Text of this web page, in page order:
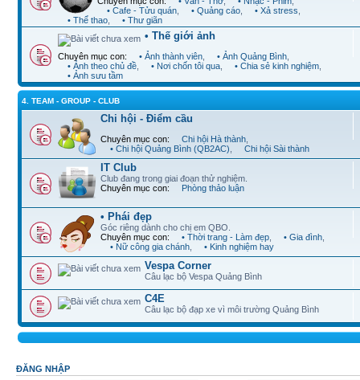
• Cafe - Tửu quán
• Quảng cáo • Xả stress
• Thể thao
• Thư giãn
• Thế giới ảnh
Chuyên mục con: • Ảnh thành viên • Ảnh Quảng Bình
• Ảnh theo chủ đề
• Nơi chốn tôi qua • Chia sẻ kinh nghiệm
• Ảnh sưu tầm
4. TEAM - GROUP - CLUB
Chi hội - Điểm cầu
Chuyên mục con: Chi hội Hà thành
• Chi hội Quảng Bình (QB2AC)
Chi hội Sài thành
IT Club
Club đang trong giai đoạn thử nghiệm.
Chuyên mục con:
Phòng thảo luận
• Phái đẹp
Góc riêng dành cho chị em QBO.
Chuyên mục con:
• Thời trang - Làm đẹp • Gia đình
• Nữ công gia chánh
• Kinh nghiệm hay
Vespa Corner
Câu lạc bộ Vespa Quảng Bình
C4E
Câu lạc bộ đạp xe vì môi trường Quảng Bình
ĐĂNG NHẬP